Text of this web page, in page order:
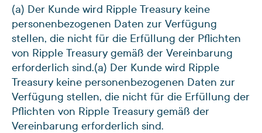
(a) Der Kunde wird Ripple Treasury keine
personenbezogenen Daten zur Verfügung
stellen, die nicht für die Erfüllung der Pflichten
von Ripple Treasury gemäß der Vereinbarung
erforderlich sind.(a) Der Kunde wird Ripple
Treasury keine personenbezogenen Daten zur
Verfügung stellen, die nicht für die Erfüllung der
Pflichten von Ripple Treasury gemäß der
Vereinbarung erforderlich sind.